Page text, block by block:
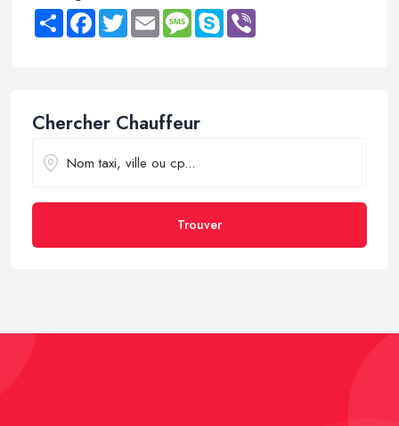
Share FacebookTwitter Email MessageSkype
Chercher Chauffeur
Trouver